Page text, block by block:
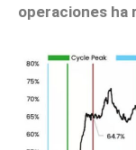
operaciones ha